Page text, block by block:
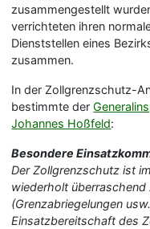
zusammengestellt
verrichteten ihren
Dienststellen eines
zusammen.
In der Zollgrenzschutz-
bestimmte der
Johannes Hoßfeld:
Besondere
Der Zollgrenzschutz ist
wiederholt
(Grenzabriegelungen
Einsatzbereitschaft des